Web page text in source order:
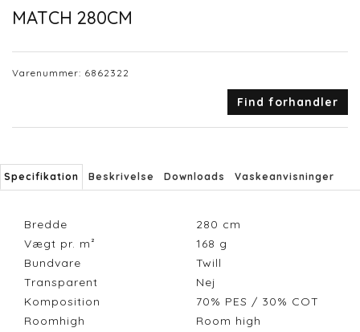
MATCH 280CM
Varenummer: 6862322
Find forhandler
Specifikation Beskrivelse Downloads Vaskeanvisninger
Bredde 280 cm
Vægt pr. m²
168 g
Bundvare
Twill
Transparent
Nej
Komposition
70% PES / 30% COT
Roomhigh
Room high